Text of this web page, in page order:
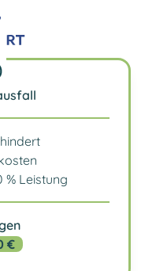
% Leistung
€